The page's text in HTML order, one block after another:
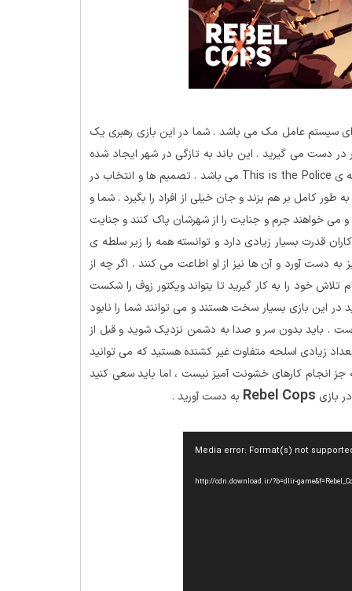
سیستم عامل مک می باشد . شما در این بازی رهبری یک
دست می گیرید . این باند به تازگی در شهر ایجاد شده
است . بازی Rebel Cops یک عنوان فرعی یا اسپین آف برای مجموعه ی This is the Police می باشد . تصمیم ها و انتخاب در
کامل بر هم بزند و جان خیلی از افراد را بگیرد . شما و
می خواهند جرم و جنایت را از شهرشان پاک کنند و جنایت
قدرت بسیار زیادی دارد و توانسته همه را زیر سلطه ی
به دست آورد و آن ها نیز از او اطاعت می کنند . اگر چه از
خود را به کار گیرید تا بتواند ویکتور زوف را شکست
این بازی بسیار سخت هستند و می توانند شما را نابود
است . باید بدون سر و صدا به دشمن نزدیک شوید و قبل از
زیادی اسلحه متفاوت غیر کشنده هستید که می توانید
انجام کارهای خشونت آمیز نیست ، اما باید سعی کنید
بازی Rebel Cops به دست آورید .
Media error: Format(s) not